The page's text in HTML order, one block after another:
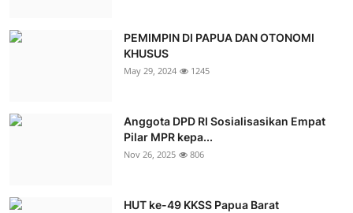
PEMIMPIN DI PAPUA DAN OTONOMI
KHUSUS
May 29, 2024 1245
Anggota DPD RI Sosialisasikan Empat
Pilar MPR kepa...
Nov 26, 2025 806
HUT ke-49 KKSS Papua Barat